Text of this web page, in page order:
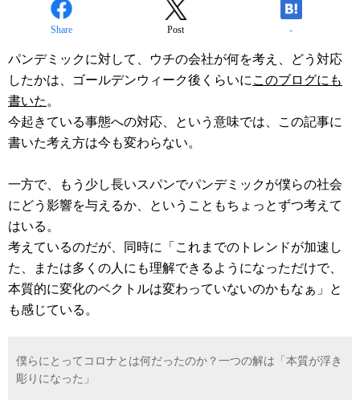
Share Post -
パンデミックに対して、ウチの会社が何を考え、どう対応
したかは、ゴールデンウィーク後くらいに このブログにも
書いた 。
今起きている事態への対応、という意味では、この記事に
書いた考え方は今も変わらない。
一方で、もう少し長いスパンでパンデミックが僕らの社会
にどう影響を与えるか、ということもちょっとずつ考えて
はいる。
考えているのだが、同時に「これまでのトレンドが加速し
た、または多くの人にも理解できるようになっただけで、
本質的に変化のベクトルは変わっていないのかもなぁ」と
も感じている。
僕らにとってコロナとは何だったのか？一つの解は「本質が浮き
彫りになった」